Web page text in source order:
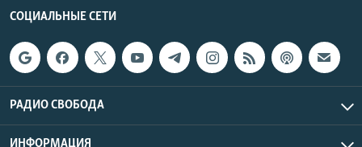
СОЦИАЛЬНЫЕ СЕТИ
РАДИО СВОБОДА
ИНФОРМАЦИЯ